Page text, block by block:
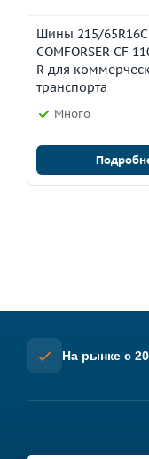
Шины 215/65R16C
COMFORSER CF
R для
транспорта
Много
На рынке с